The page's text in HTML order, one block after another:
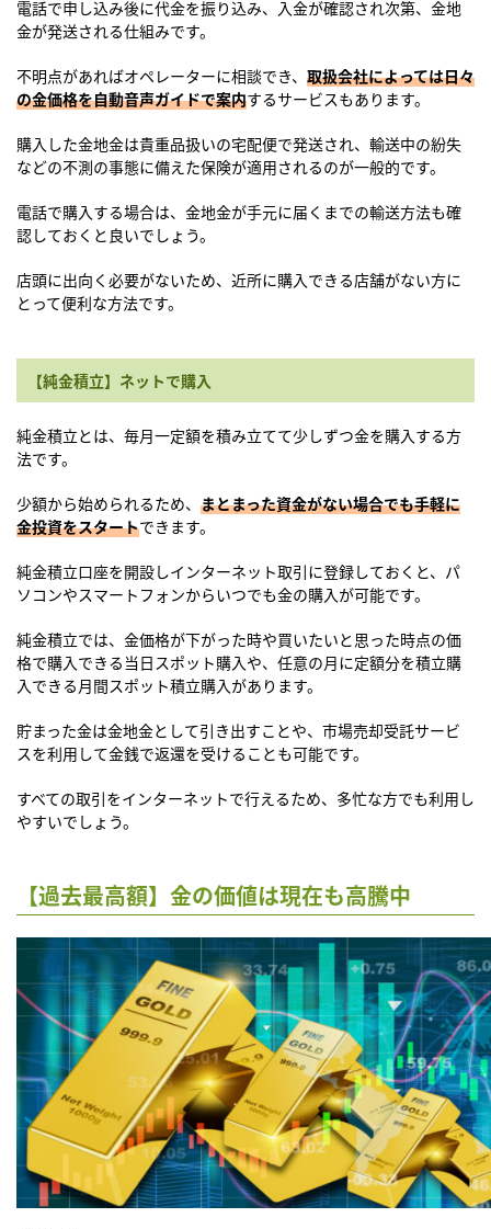
電話で申し込み後に代金を振り込み、入金が確認され次第、金地
金が発送される仕組みです。
不明点があればオペレーターに相談でき、 取扱会社によっては日々
の金価格を自動音声ガイドで案内するサービスもあります。
購入した金地金は貴重品扱いの宅配便で発送され、輸送中の紛失
などの不測の事態に備えた保険が適用されるのが一般的です。
電話で購入する場合は、金地金が手元に届くまでの輸送方法も確
認しておくと良いでしょう。
店頭に出向く必要がないため、近所に購入できる店舗がない方に
とって便利な方法です。
【純金積立】ネットで購入
純金積立とは、毎月一定額を積み立てて少しずつ金を購入する方
法です。
少額から始められるため、 まとまった資金がない場合でも手軽に
金投資をスタートできます。
純金積立口座を開設しインターネット取引に登録しておくと、パ
ソコンやスマートフォンからいつでも金の購入が可能です。
純金積立では、金価格が下がった時や買いたいと思った時点の価
格で購入できる当日スポット購入や、任意の月に定額分を積立購
入できる月間スポット積立購入があります。
貯まった金は金地金として引き出すことや、市場売却受託サービ
スを利用して金銭で返還を受けることも可能です。
すべての取引をインターネットで行えるため、多忙な方でも利用し
やすいでしょう。
【過去最高額】金の価値は現在も高騰中